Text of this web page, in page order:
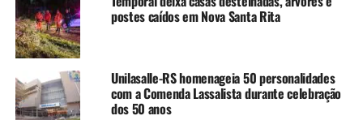
Usando uma frase de Mario Quintana, que diz que não é
o poeta que vai atrás da poesia e sim, a poesia que vai ao
encontro do autor, Helena reforça que foi naquele
momento que percebeu que a poesia veio ao seu
encontro. “E eu não fugi”, brinca.
postes caídos em Nova Santa Rita
Unilasalle-RS homenageia 50 personalidades
com a Comenda Lassalista durante celebração
dos 50 anos